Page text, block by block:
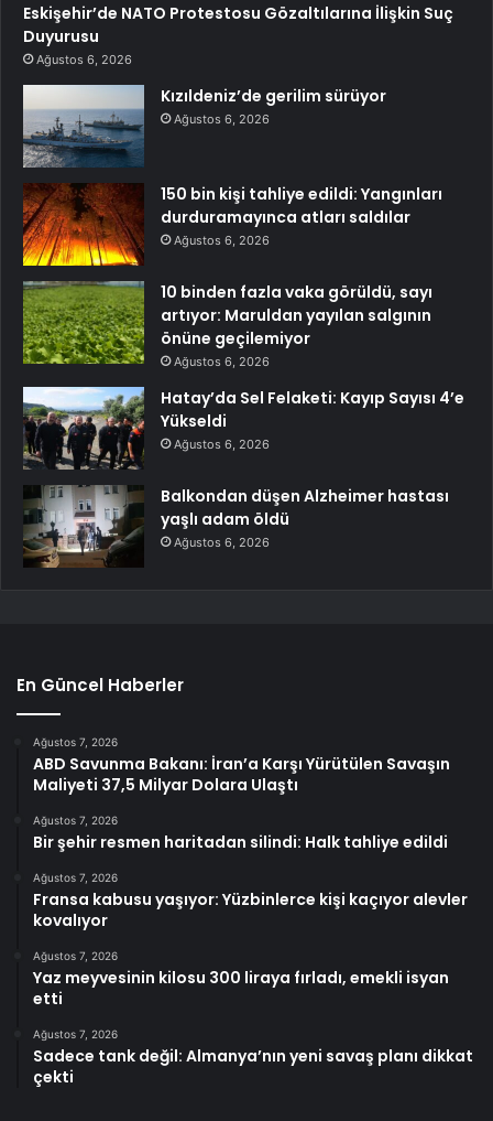
Eskişehir’de NATO Protestosu Gözaltılarına İlişkin Suç
Duyurusu
Ağustos 6, 2026
Kızıldeniz’de gerilim sürüyor
Ağustos 6, 2026
150 bin kişi tahliye edildi: Yangınları
durduramayınca atları saldılar
Ağustos 6, 2026
10 binden fazla vaka görüldü, sayı
artıyor: Maruldan yayılan salgının
önüne geçilemiyor
Ağustos 6, 2026
Hatay’da Sel Felaketi: Kayıp Sayısı 4’e
Yükseldi
Ağustos 6, 2026
Balkondan düşen Alzheimer hastası
yaşlı adam öldü
Ağustos 6, 2026
En Güncel Haberler
Ağustos 7, 2026
ABD Savunma Bakanı: İran’a Karşı Yürütülen Savaşın
Maliyeti 37,5 Milyar Dolara Ulaştı
Ağustos 7, 2026
Bir şehir resmen haritadan silindi: Halk tahliye edildi
Ağustos 7, 2026
Fransa kabusu yaşıyor: Yüzbinlerce kişi kaçıyor alevler
kovalıyor
Ağustos 7, 2026
Yaz meyvesinin kilosu 300 liraya fırladı, emekli isyan
etti
Ağustos 7, 2026
Sadece tank değil: Almanya’nın yeni savaş planı dikkat
çekti